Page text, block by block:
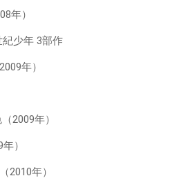
年）
紀少年 3部作
年）
2009年）
）
2010年）